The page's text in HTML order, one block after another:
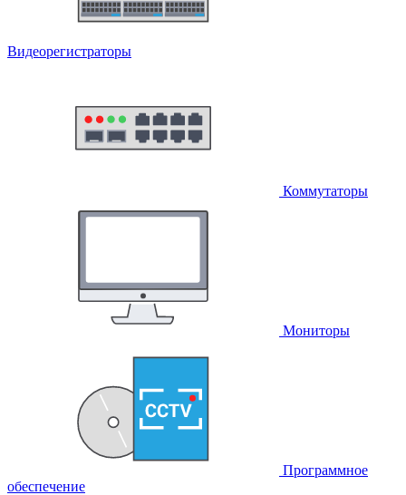
Видеорегистраторы
Коммутаторы
Мониторы
Программное
обеспечение